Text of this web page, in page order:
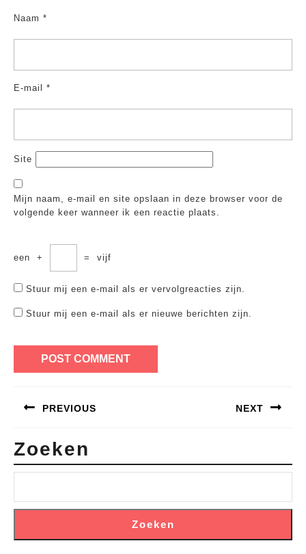
Naam *
E-mail *
Site
Mijn naam, e-mail en site opslaan in deze browser voor de
volgende keer wanneer ik een reactie plaats.
een + = vijf
Stuur mij een e-mail als er vervolgreacties zijn.
Stuur mij een e-mail als er nieuwe berichten zijn.
navigatie
PREVIOUS
post:
NEXT
Zoeken
Zoeken